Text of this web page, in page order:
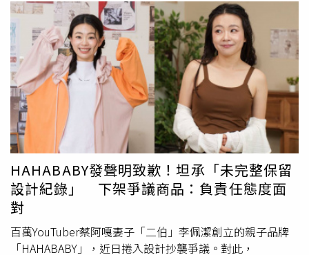
射擊體驗活動。此次體驗活動不僅讓青少年挑戰自我，也讓
家長有機會陪伴孩子共同完成一項新的學習經驗。協會長期
致力於提供青少年多元學習與生涯探索機會，希望透過不同
領域的探索體驗，引導青少年培養正向休閒興趣，建立自信
與責任感，同時增進親子互動，陪伴孩子在成長過程中累積
更多成功經驗。校外會督導鄭坤鑫認為，提供青少年健康且
正向的休閒活動，是預防偏差行為的重要策略之一。透過射
擊體驗，學生不僅學習遵守規範、尊重紀律與建立安全觀
念，也能將活動培養的專注力、自律精神及自我要求延伸至
日常生活，進而降低偏差行為及接觸毒品等風險。輔諮中心
主任陳谷易提到，青少年在成長歷程中，除面對課業及生活
適應挑戰外，更需要透過多元體驗探索自我、累積成功經
驗。本次活動讓學生在挑戰過程中學習調適情緒、解決問
題，並建立自信，對未來生涯探索及健全人格發展皆具有正
向助益。許多參與青少年都是首次接觸射擊運動，從一開始
料外，還附有一個盤子。不過，因HAHABABY主打商品
「100％台灣製造」，卻有網友發現福箱裡的盤子為陸製美
耐皿，讓不少人得知後相當傻眼，紛紛表示「商家都要退貨
了還買」、「不知道怎樣的腦迴路」、「買這個要幹嘛」、
「好奇為什麼想買」、「溫馨提醒，那個盤子不要裝熱的食
物比較好」。據《NOWnews今日新聞》報導，有超商店員
透露，HAHABABY福箱上架後販售情況不如預期，部分門市
甚至一組都沒有賣出，等待退貨的福箱被暫時放置在店內待
回收區。另外，《中國時報》也報導，有超商同業人士透
露，聯名商品通常需要提前數個月規劃、洽談，因此此次合
作應是在「HAHABABY」抄襲事件爆發前就已談好，但如今
卻無端受到品牌爭議波及，店家的形象也會受到影響，只能
緊急止血，不排除後續可能會向品牌方協調下架商品、退貨
及相關損失求償事宜。針對此次抄襲爭議，「HAHABABY」
28日發布《給小哈比的一封信》的道歉聲明，坦言品牌過去
HAHABABY發聲明致歉！坦承「未完整保留
設計紀錄」 下架爭議商品：負責任態度面
對
百萬YouTuber蔡阿嘎妻子「二伯」李佩潔創立的親子品牌
「HAHABABY」，近日捲入設計抄襲爭議。對此，